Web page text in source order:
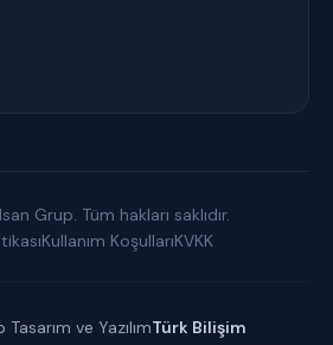
Grup. Tüm hakları saklıdır.
Kullanım KoşullarıKVKK
ve YazılımTürk Bilişim